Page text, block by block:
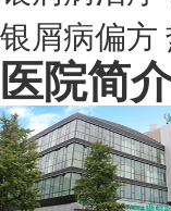
银屑病偏方
医院简